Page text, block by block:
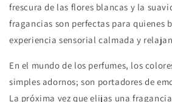
frescura de las flores blancas y la
fragancias son perfectas para quienes
experiencia sensorial calmada y
En el mundo de los perfumes, los
simples adornos; son portadores de
La próxima vez que elijas una